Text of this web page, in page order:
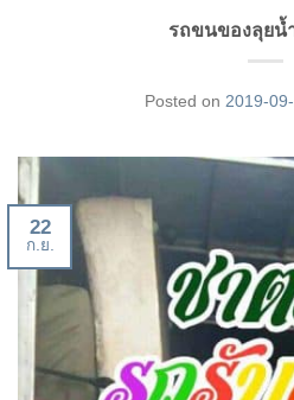
รถขนของลุยน้
Posted on 2019-
22
ก.ย.